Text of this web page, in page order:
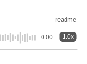
readme
0:00 1.0x